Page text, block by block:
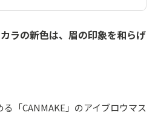
ラの新色は、眉の印象を和らげ
「CANMAKE」のアイブロウマス